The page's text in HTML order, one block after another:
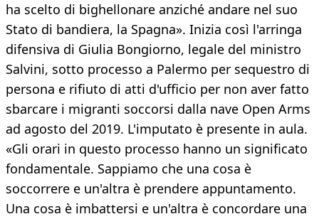
ha scelto di bighellonare anziché andare nel suo
Stato di bandiera, la Spagna». Inizia così l'arringa
difensiva di Giulia Bongiorno, legale del ministro
Salvini, sotto processo a Palermo per sequestro di
persona e rifiuto di atti d'ufficio per non aver fatto
sbarcare i migranti soccorsi dalla nave Open Arms
ad agosto del 2019. L'imputato è presente in aula.
«Gli orari in questo processo hanno un significato
fondamentale. Sappiamo che una cosa è
soccorrere e un'altra è prendere appuntamento.
Una cosa è imbattersi e un'altra è concordare una